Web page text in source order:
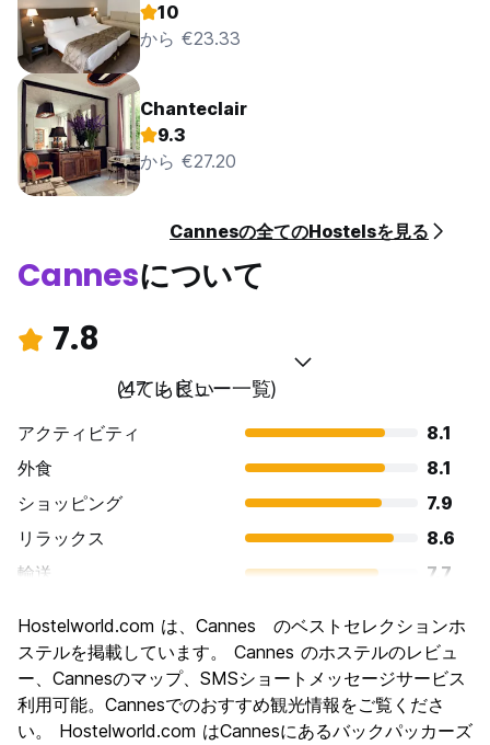
10
から €23.33
Chanteclair
9.3
から €27.20
Cannesの全てのHostelsを見る
Cannesについて
7.8
とても良い
(47 レビュー一覧)
アクティビティ
8.1
外食
8.1
ショッピング
7.9
リラックス
8.6
輸送
7.7
文化
7.7
ナイトライフ
7.7
コストパフォーマンス
6.4
Hostelworld.com は、Cannes のベストセレクションホ
ステルを掲載しています。 Cannes のホステルのレビュ
ー、Cannesのマップ、SMSショートメッセージサービス
利用可能。Cannesでのおすすめ観光情報をご覧くださ
い。 Hostelworld.com はCannesにあるバックパッカーズ